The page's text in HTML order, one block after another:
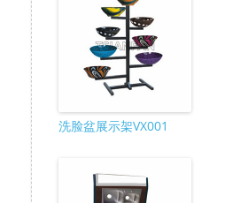
洗脸盆展示架VX001